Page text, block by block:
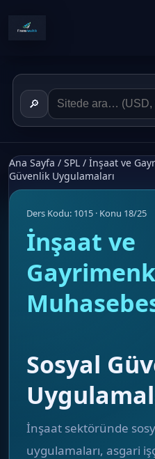
🔎
Ana Sayfa / SPL / İnşaat ve
Güvenlik Uygulamaları
Ders Kodu: 1015 · Konu 18/25
İnşaat ve
Sosyal
İnşaat sektöründe
uygulamaları, asgari